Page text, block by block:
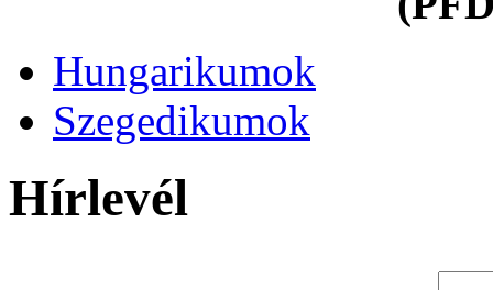
Hungarikumok
Szegedikumok
Hírlevél